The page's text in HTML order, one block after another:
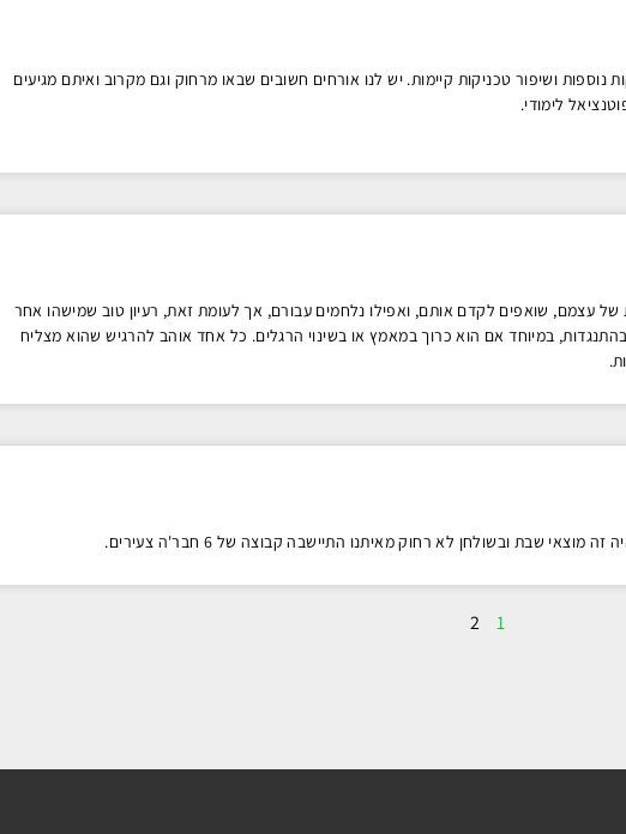
ושיפור טכניקות קיימות. יש לנו אורחים חשובים שבאו מרחוק וגם מקרוב ואיתם מגיעים
לימודי.
של עצמם, שואפים לקדם אותם, ואפילו נלחמים עבורם, אך לעומת זאת, רעיון טוב שמישהו אחר
במיוחד אם הוא כרוך במאמץ או בשינוי הרגלים. כל אחד אוהב להרגיש שהוא מצליח
שבת ובשולחן לא רחוק מאיתנו התיישבה קבוצה של 6 חבר'ה צעירים.
1
2